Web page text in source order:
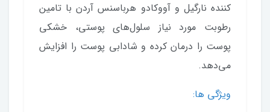
کننده نارگیل و آووکادو هرباسنس آردن با تامین
رطوبت مورد نیاز سلول‌های پوستی، خشکی
پوست را درمان کرده و شادابی پوست را افزایش
می‌دهد.
ویژگی ها: